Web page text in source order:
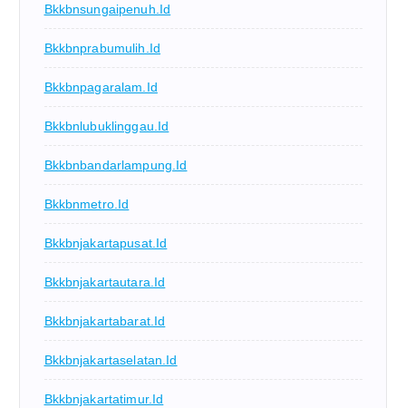
Bkkbnsungaipenuh.id
Bkkbnprabumulih.id
Bkkbnpagaralam.id
Bkkbnlubuklinggau.id
Bkkbnbandarlampung.id
Bkkbnmetro.id
Bkkbnjakartapusat.id
Bkkbnjakartautara.id
Bkkbnjakartabarat.id
Bkkbnjakartaselatan.id
Bkkbnjakartatimur.id